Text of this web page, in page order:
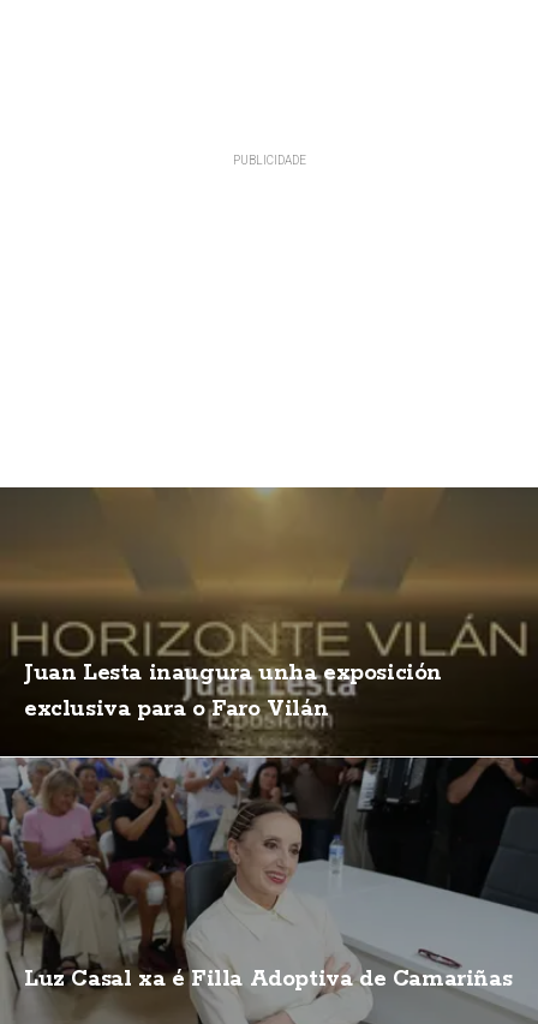
Juan Lesta inaugura unha exposición
exclusiva para o Faro Vilán
Luz Casal xa é Filla Adoptiva de Camariñas